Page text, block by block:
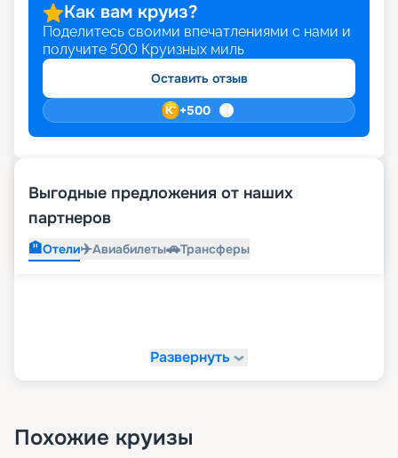
Как вам круиз?
Поделитесь своими впечатлениями с нами и
получите 500 Круизных миль
Оставить отзыв
+500
Выгодные предложения от наших
партнеров
🏨Отели✈️Авиабилеты🚗Трансферы
Развернуть
Похожие круизы